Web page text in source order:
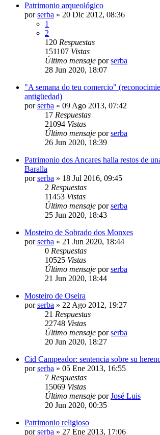
Patrimonio arqueológico
porserba » 20 Dic 2012, 08:36
1
2
120 Respuestas
151107 Vistas
Último mensaje porserba
28 Jun 2020, 18:07
"A semana do teu comercio"
antigüedad)
porserba » 09 Ago 2013, 07:42
17 Respuestas
21094 Vistas
Último mensaje porserba
26 Jun 2020, 18:39
Patrimonio dos Ancares halla restos de
Baralla
porserba » 18 Jul 2016, 09:45
2 Respuestas
11453 Vistas
Último mensaje porserba
25 Jun 2020, 18:43
Mosteiro de Sobrado dos Monxes
porserba » 21 Jun 2020, 18:44
0 Respuestas
10525 Vistas
Último mensaje porserba
21 Jun 2020, 18:44
Mosteiro de Oseira
porserba » 22 Ago 2012, 19:27
21 Respuestas
22748 Vistas
Último mensaje porserba
20 Jun 2020, 18:27
Cid Campeador: sentencia sobre su
porserba » 05 Ene 2013, 16:55
7 Respuestas
15069 Vistas
Último mensaje porJosé Luis
20 Jun 2020, 00:35
Patrimonio religioso
porserba » 27 Ene 2013, 17:06